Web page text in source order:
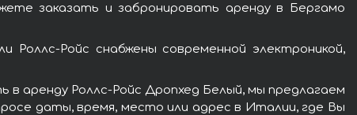
заказать и забронировать аренду в Бергамо
Ройс снабжены современной электроникой,
аренду Роллс-Ройс Дропхед Белый, мы предлагаем
даты, время, место или адрес в Италии, где Вы